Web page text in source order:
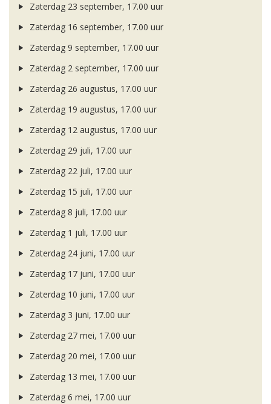
Zaterdag 23 september, 17.00 uur
Zaterdag 16 september, 17.00 uur
Zaterdag 9 september, 17.00 uur
Zaterdag 2 september, 17.00 uur
Zaterdag 26 augustus, 17.00 uur
Zaterdag 19 augustus, 17.00 uur
Zaterdag 12 augustus, 17.00 uur
Zaterdag 29 juli, 17.00 uur
Zaterdag 22 juli, 17.00 uur
Zaterdag 15 juli, 17.00 uur
Zaterdag 8 juli, 17.00 uur
Zaterdag 1 juli, 17.00 uur
Zaterdag 24 juni, 17.00 uur
Zaterdag 17 juni, 17.00 uur
Zaterdag 10 juni, 17.00 uur
Zaterdag 3 juni, 17.00 uur
Zaterdag 27 mei, 17.00 uur
Zaterdag 20 mei, 17.00 uur
Zaterdag 13 mei, 17.00 uur
Zaterdag 6 mei, 17.00 uur